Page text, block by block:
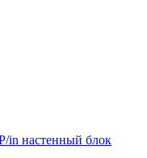
in настенный блок